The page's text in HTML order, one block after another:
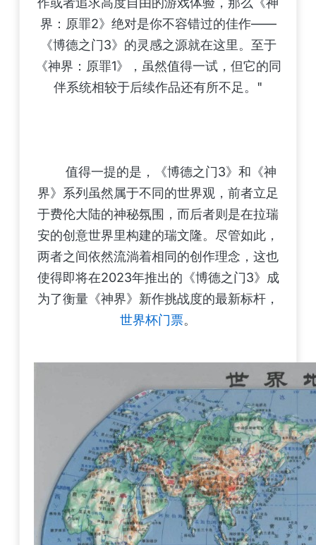
界：原罪2》绝对是你不容错过的佳作——
《博德之门3》的灵感之源就在这里。至于
《神界：原罪1》，虽然值得一试，但它的同
伴系统相较于后续作品还有所不足。"
值得一提的是，《博德之门3》和《神
界》系列虽然属于不同的世界观，前者立足
于费伦大陆的神秘氛围，而后者则是在拉瑞
安的创意世界里构建的瑞文隆。尽管如此，
两者之间依然流淌着相同的创作理念，这也
使得即将在2023年推出的《博德之门3》成
为了衡量《神界》新作挑战度的最新标杆，
世界杯门票。